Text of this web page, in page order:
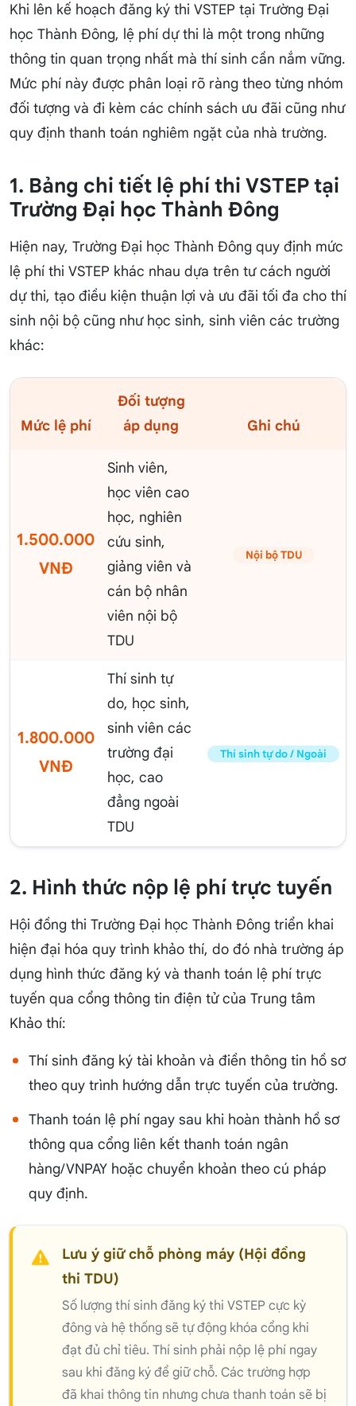
Khi lên kế hoạch đăng ký thi VSTEP tại Trường Đại
học Thành Đông, lệ phí dự thi là một trong những
thông tin quan trọng nhất mà thí sinh cần nắm vững.
Mức phí này được phân loại rõ ràng theo từng nhóm
đối tượng và đi kèm các chính sách ưu đãi cũng như
quy định thanh toán nghiêm ngặt của nhà trường.
1. Bảng chi tiết lệ phí thi VSTEP tại
Trường Đại học Thành Đông
Hiện nay, Trường Đại học Thành Đông quy định mức
lệ phí thi VSTEP khác nhau dựa trên tư cách người
dự thi, tạo điều kiện thuận lợi và ưu đãi tối đa cho thí
sinh nội bộ cũng như học sinh, sinh viên các trường
khác:
Mức lệ phí
Đối tượng
áp dụng
Ghi chú
1.500.000
VNĐ
Sinh viên,
học viên cao
học, nghiên
cứu sinh,
giảng viên và
cán bộ nhân
viên nội bộ
TDU
Nội bộ TDU
1.800.000
VNĐ
Thí sinh tự
do, học sinh,
sinh viên các
trường đại
học, cao
đẳng ngoài
TDU
Thí sinh tự do / Ngoài
2. Hình thức nộp lệ phí trực tuyến
Hội đồng thi Trường Đại học Thành Đông triển khai
hiện đại hóa quy trình khảo thí, do đó nhà trường áp
dụng hình thức đăng ký và thanh toán lệ phí trực
tuyến qua cổng thông tin điện tử của Trung tâm
Khảo thí:
Thí sinh đăng ký tài khoản và điền thông tin hồ sơ
theo quy trình hướng dẫn trực tuyến của trường.
Thanh toán lệ phí ngay sau khi hoàn thành hồ sơ
thông qua cổng liên kết thanh toán ngân
hàng/VNPAY hoặc chuyển khoản theo cú pháp
quy định.
Lưu ý giữ chỗ phòng máy (Hội đồng
thi TDU)
Số lượng thí sinh đăng ký thi VSTEP cực kỳ
đông và hệ thống sẽ tự động khóa cổng khi
đạt đủ chỉ tiêu. Thí sinh phải nộp lệ phí ngay
sau khi đăng ký để giữ chỗ. Các trường hợp
đã khai thông tin nhưng chưa thanh toán sẽ bị